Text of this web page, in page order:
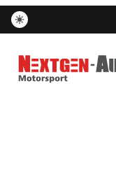
Nextgen-Auto.com